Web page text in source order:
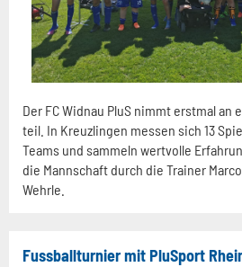
Der FC Widnau PluS nimmt erstmal
teil. In Kreuzlingen messen sich 13
Teams und sammeln wertvolle
die Mannschaft durch die Trainer
Wehrle.
Fussballturnier mit PluSport